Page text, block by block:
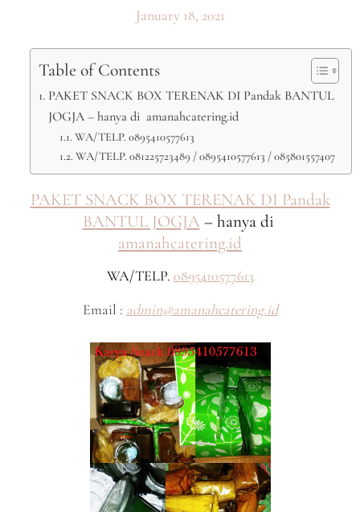
January 18, 2021
Table of Contents
PAKET SNACK BOX TERENAK DI Pandak BANTUL
JOGJA – hanya di amanahcatering.id
WA/TELP. 0895410577613
WA/TELP. 081225723489 / 0895410577613 / 085801557407
PAKET SNACK BOX TERENAK DI Pandak
BANTUL JOGJA – hanya di
amanahcatering.id
WA/TELP. 0895410577613
Email : admin@amanahcatering.id